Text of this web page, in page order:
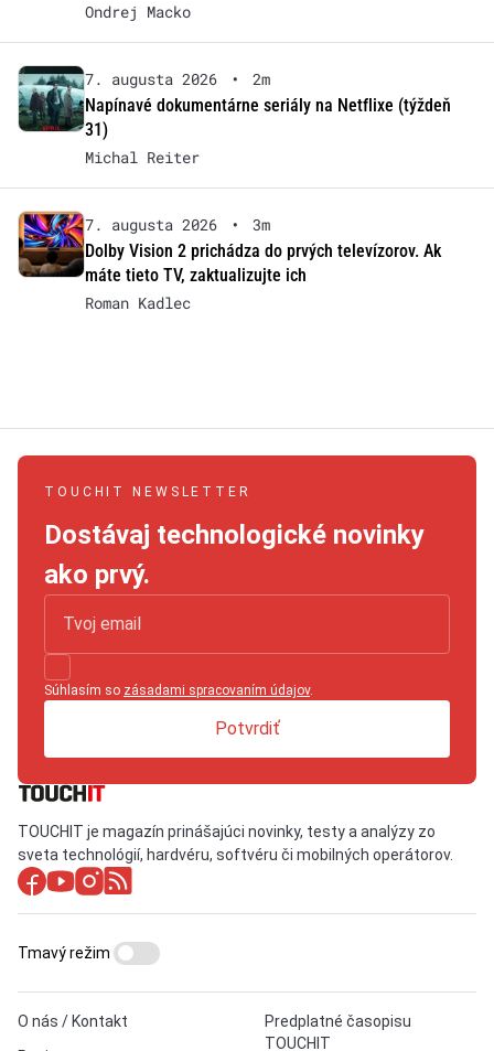
Ondrej Macko
7. augusta 2026 •
2m
Napínavé dokumentárne seriály na Netflixe (týždeň
31)
Michal Reiter
7. augusta 2026 •
3m
Dolby Vision 2 prichádza do prvých televízorov. Ak
máte tieto TV, zaktualizujte ich
Roman Kadlec
TOUCHIT NEWSLETTER
Dostávaj technologické novinky
ako prvý.
Súhlasím so zásadami spracovaním údajov.
Potvrdiť
TOUCHIT je magazín prinášajúci novinky, testy a analýzy zo
sveta technológií, hardvéru, softvéru či mobilných operátorov.
O nás / Kontakt
Predplatné časopisu
TOUCHIT
Tmavý režim